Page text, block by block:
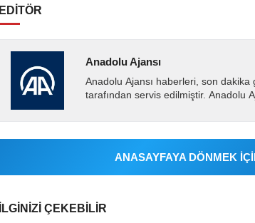
EDİTÖR
Anadolu Ajansı
Anadolu Ajansı haberleri, son
tarafından servis edilmiştir. Anadolu
ANASAYFAYA DÖNMEK
İLGINIZI ÇEKEBILIR